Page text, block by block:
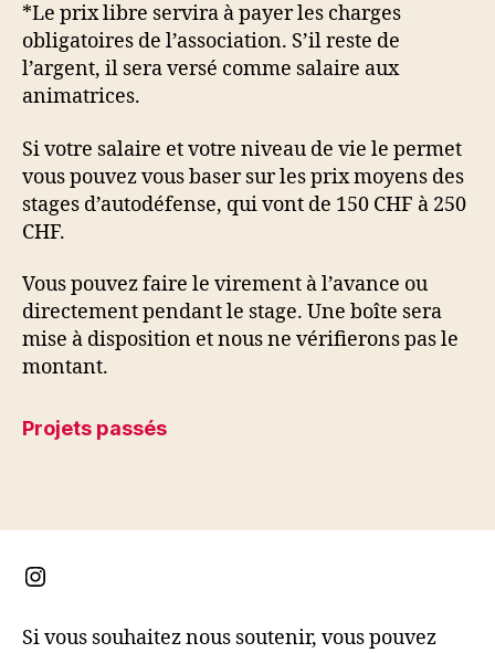
*Le prix libre servira à payer les charges
obligatoires de l’association. S’il reste de
l’argent, il sera versé comme salaire aux
animatrices.
Si votre salaire et votre niveau de vie le permet
vous pouvez vous baser sur les prix moyens des
stages d’autodéfense, qui vont de 150 CHF à 250
CHF.
Vous pouvez faire le virement à l’avance ou
directement pendant le stage. Une boîte sera
mise à disposition et nous ne vérifierons pas le
montant.
Projets passés
Instagram
Si vous souhaitez nous soutenir, vous pouvez